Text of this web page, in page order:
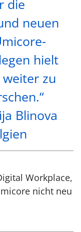
die
neuen
hielt
zu
Blinova
Workplace,
nicht neu